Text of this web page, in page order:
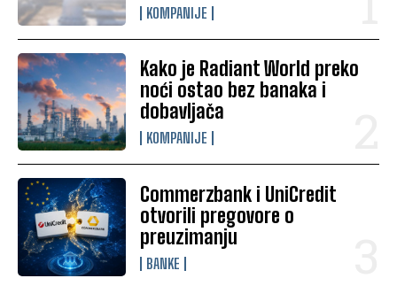
KOMPANIJE
Kako je Radiant World preko
noći ostao bez banaka i
dobavljača
KOMPANIJE
Commerzbank i UniCredit
otvorili pregovore o
preuzimanju
BANKE